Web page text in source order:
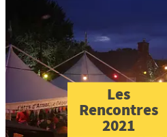
Les
Rencontres
2021